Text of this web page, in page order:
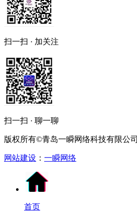
扫一扫 · 加关注
扫一扫 · 聊一聊
版权所有©青岛一瞬网络科技有限公司
网站建设 ： 一瞬网络
首页